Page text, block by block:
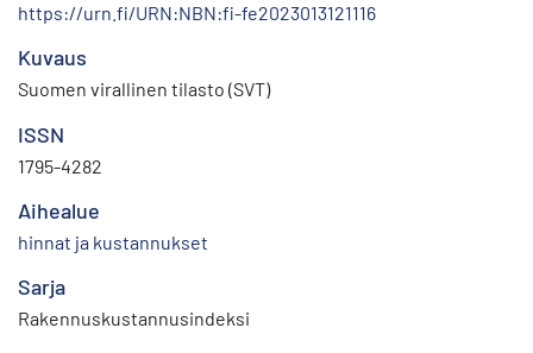
https://urn.fi/URN:NBN:fi-fe2023013121116
Kuvaus
Suomen virallinen tilasto (SVT)
ISSN
1795-4282
Aihealue
hinnat ja kustannukset
Sarja
Rakennuskustannusindeksi